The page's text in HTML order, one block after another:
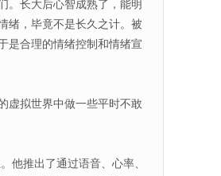
长大后心智成熟了，能明
绪，毕竟不是长久之计。被
是合理的情绪控制和情绪宣
拟世界中做一些平时不敢
推出了通过语音、心率、